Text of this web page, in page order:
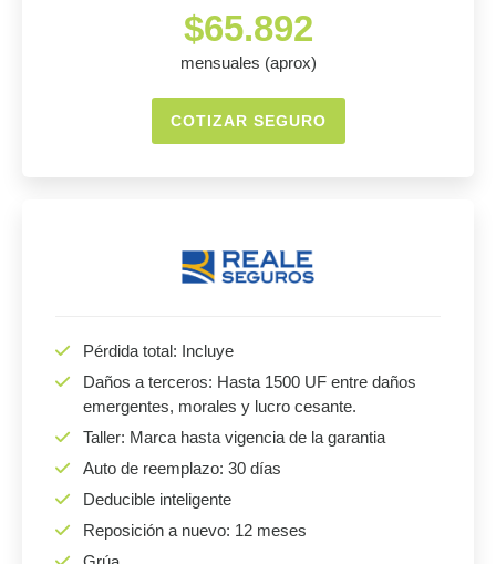
$65.892
mensuales (aprox)
COTIZAR SEGURO
Pérdida total: Incluye
Daños a terceros: Hasta 1500 UF entre daños
emergentes, morales y lucro cesante.
Taller: Marca hasta vigencia de la garantia
Auto de reemplazo: 30 días
Deducible inteligente
Reposición a nuevo: 12 meses